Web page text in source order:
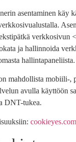
asentaminen käy
verkkosivun
ja hallinnoida
hallintapaneliista.
mahdollista mobiili-,
avulla käyttöön
DNT-tukea.
cookieyes.com